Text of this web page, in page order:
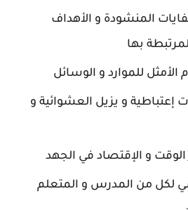
المنشودة و الأهداف
بها
للموارد و الوسائل
إعتباطية و يزيل العشوائية و
و الإقتصاد في الجهد
لكل من المدرس و المتعلم